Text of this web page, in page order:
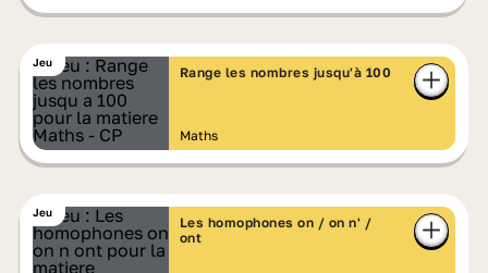
Jeu
Range les nombres jusqu'à 100
Maths
Jeu
Les homophones on / on n' /
ont